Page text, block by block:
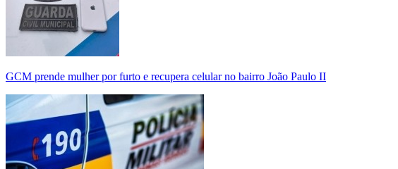
GCM prende mulher por furto e recupera celular no bairro João Paulo II